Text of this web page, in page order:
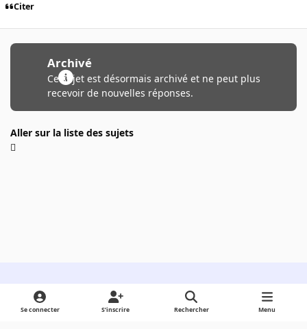
Citer
Archivé
Ce sujet est désormais archivé et ne peut plus
recevoir de nouvelles réponses.
Aller sur la liste des sujets
Light ModeDark ModeSystem Preference
Se connecter S’inscrire Rechercher Menu